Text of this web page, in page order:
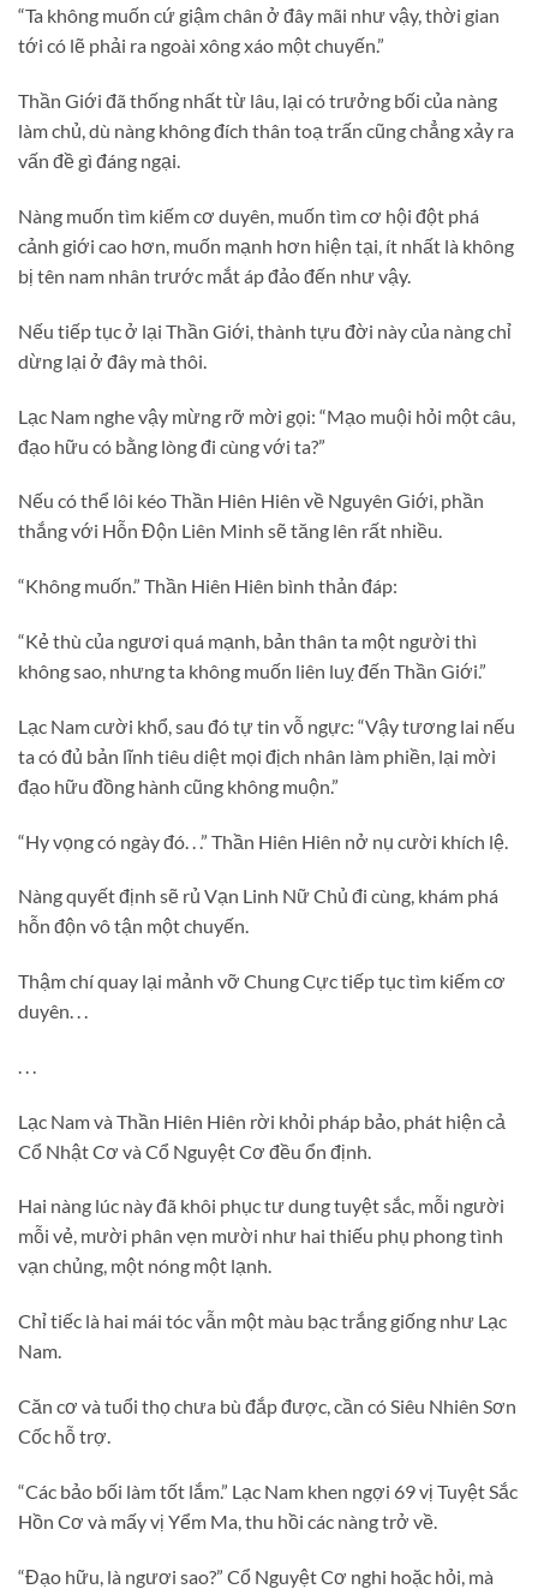
“Ta không muốn cứ giậm chân ở đây mãi như vậy, thời gian
tới có lẽ phải ra ngoài xông xáo một chuyến.”
Thần Giới đã thống nhất từ lâu, lại có trưởng bối của nàng
làm chủ, dù nàng không đích thân toạ trấn cũng chẳng xảy ra
vấn đề gì đáng ngại.
Nàng muốn tìm kiếm cơ duyên, muốn tìm cơ hội đột phá
cảnh giới cao hơn, muốn mạnh hơn hiện tại, ít nhất là không
bị tên nam nhân trước mắt áp đảo đến như vậy.
Nếu tiếp tục ở lại Thần Giới, thành tựu đời này của nàng chỉ
dừng lại ở đây mà thôi.
Lạc Nam nghe vậy mừng rỡ mời gọi: “Mạo muội hỏi một câu,
đạo hữu có bằng lòng đi cùng với ta?”
Nếu có thể lôi kéo Thần Hiên Hiên về Nguyên Giới, phần
thắng với Hỗn Độn Liên Minh sẽ tăng lên rất nhiều.
“Không muốn.” Thần Hiên Hiên bình thản đáp:
“Kẻ thù của ngươi quá mạnh, bản thân ta một người thì
không sao, nhưng ta không muốn liên luỵ đến Thần Giới.”
Lạc Nam cười khổ, sau đó tự tin vỗ ngực: “Vậy tương lai nếu
ta có đủ bản lĩnh tiêu diệt mọi địch nhân làm phiền, lại mời
đạo hữu đồng hành cũng không muộn.”
“Hy vọng có ngày đó. . .” Thần Hiên Hiên nở nụ cười khích lệ.
Nàng quyết định sẽ rủ Vạn Linh Nữ Chủ đi cùng, khám phá
hỗn độn vô tận một chuyến.
Thậm chí quay lại mảnh vỡ Chung Cực tiếp tục tìm kiếm cơ
duyên. . .
. . .
Lạc Nam và Thần Hiên Hiên rời khỏi pháp bảo, phát hiện cả
Cổ Nhật Cơ và Cổ Nguyệt Cơ đều ổn định.
Hai nàng lúc này đã khôi phục tư dung tuyệt sắc, mỗi người
mỗi vẻ, mười phân vẹn mười như hai thiếu phụ phong tình
vạn chủng, một nóng một lạnh.
Chỉ tiếc là hai mái tóc vẫn một màu bạc trắng giống như Lạc
Nam.
Căn cơ và tuổi thọ chưa bù đắp được, cần có Siêu Nhiên Sơn
Cốc hỗ trợ.
“Các bảo bối làm tốt lắm.” Lạc Nam khen ngợi 69 vị Tuyệt Sắc
Hồn Cơ và mấy vị Yểm Ma, thu hồi các nàng trở về.
“Đạo hữu, là ngươi sao?” Cổ Nguyệt Cơ nghi hoặc hỏi, mà